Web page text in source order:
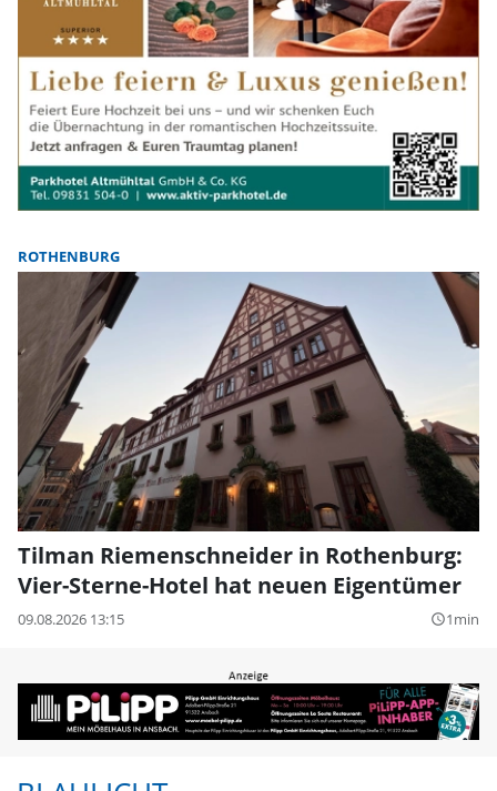
ROTHENBURG
Tilman Riemenschneider in Rothenburg:
Vier-Sterne-Hotel hat neuen Eigentümer
09.08.2026 13:15 query_builder1min